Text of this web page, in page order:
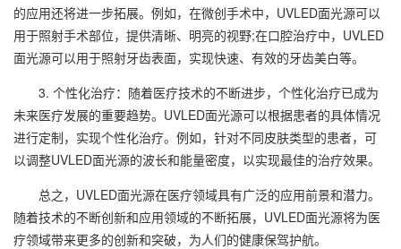
的应用还将进一步拓展。例如，在微创手术中，UVLED面光源可以
用于照射手术部位，提供清晰、明亮的视野;在口腔治疗中，UVLED
面光源可以用于照射牙齿表面，实现快速、有效的牙齿美白等。
3. 个性化治疗：随着医疗技术的不断进步，个性化治疗已成为
未来医疗发展的重要趋势。UVLED面光源可以根据患者的具体情况
进行定制，实现个性化治疗。例如，针对不同皮肤类型的患者，可
以调整UVLED面光源的波长和能量密度，以实现最佳的治疗效果。
总之，UVLED面光源在医疗领域具有广泛的应用前景和潜力。
随着技术的不断创新和应用领域的不断拓展，UVLED面光源将为医
疗领域带来更多的创新和突破，为人们的健康保驾护航。